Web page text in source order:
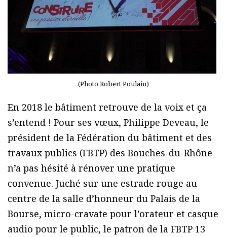
(Photo Robert Poulain)
En 2018 le bâtiment retrouve de la voix et ça
s’entend ! Pour ses vœux, Philippe Deveau, le
président de la Fédération du bâtiment et des
travaux publics (FBTP) des Bouches-du-Rhône
n’a pas hésité à rénover une pratique
convenue. Juché sur une estrade rouge au
centre de la salle d’honneur du Palais de la
Bourse, micro-cravate pour l’orateur et casque
audio pour le public, le patron de la FBTP 13